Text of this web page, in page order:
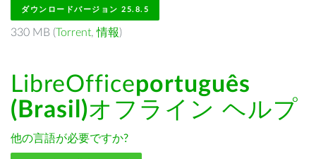
ダウンロードバージョン 25.8.5
330 MB (Torrent,情報)
LibreOfficeportuguês
(Brasil)オフライン ヘルプ
他の言語が必要ですか?